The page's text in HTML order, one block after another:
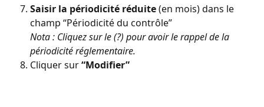
Saisir la périodicité réduite (en mois) dans le
champ “Périodicité du contrôle”
Nota : Cliquez sur le (?) pour avoir le rappel de la
périodicité réglementaire.
Cliquer sur “Modifier”